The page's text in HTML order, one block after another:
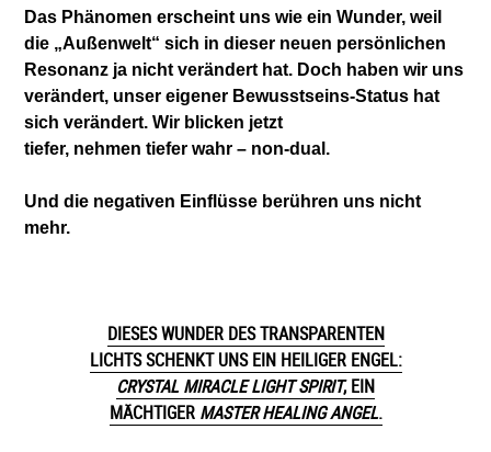
Das Phänomen erscheint uns wie ein Wunder, weil
die „Außenwelt“ sich in dieser neuen persönlichen
Resonanz ja nicht verändert hat. Doch habenwir uns
verändert, unser eigener Bewusstseins-Status hat
sich verändert. Wir blicken jetzt
tiefer, nehmen tiefer wahr – non-dual.
Und die negativen Einflüsse berühren uns nicht
mehr.
DIESES WUNDER DES TRANSPARENTEN
LICHTS SCHENKTUNS EIN HEILIGER ENGEL:
CRYSTAL MIRACLE LIGHT SPIRIT, EIN
MÄCHTIGER MASTER HEALING ANGEL.